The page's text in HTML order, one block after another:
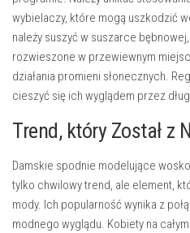
wybielaczy, które mogą uszkodzić
należy suszyć w suszarce
rozwieszone w przewiewnym
działania promieni słonecznych.
cieszyć się ich wyglądem przez
Trend, który Został z
Damskie spodnie modelujące
tylko chwilowy trend, ale element,
mody. Ich popularność wynika z
modnego wyglądu. Kobiety na